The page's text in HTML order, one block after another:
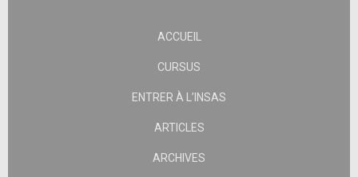
ACCUEIL
CURSUS
ENTRER À L’INSAS
ARTICLES
ARCHIVES